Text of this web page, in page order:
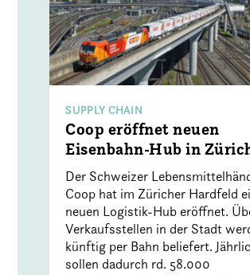
SUPPLY CHAIN
Coop eröffnet neuen
Eisenbahn-Hub in
Der Schweizer
Coop hat im Züricher Hardfeld
neuen Logistik-Hub eröffnet.
Verkaufsstellen in der Stadt
künftig per Bahn beliefert.
sollen dadurch rd. 58.000